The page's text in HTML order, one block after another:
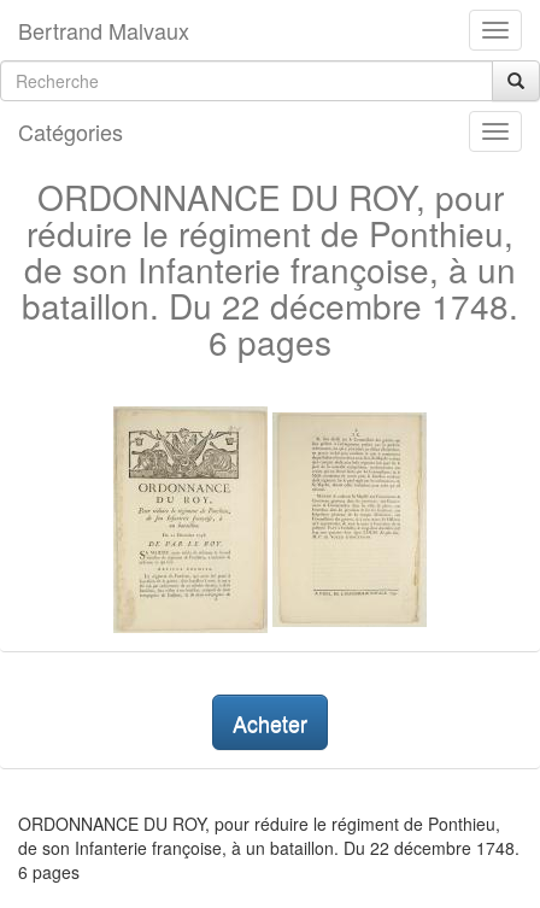
Bertrand Malvaux
Catégories
ORDONNANCE DU ROY, pour
réduire le régiment de Ponthieu,
de son Infanterie françoise, à un
bataillon. Du 22 décembre 1748.
6 pages
Acheter
ORDONNANCE DU ROY, pour réduire le régiment de Ponthieu,
de son Infanterie françoise, à un bataillon. Du 22 décembre 1748.
6 pages